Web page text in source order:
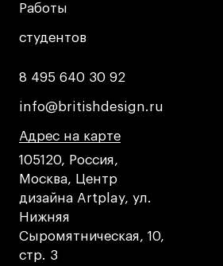
Работы
студентов
Работы
студентов
8 495 640 30 92
8 495 640 30 92
info@britishdesign.ru
info@britishdesign.ru
Адрес на карте
Адрес на карте
Адрес на карте
105120, Россия,
Москва, Центр
дизайна Artplay, ул.
Нижняя
Сыромятническая, 10,
стр. 3